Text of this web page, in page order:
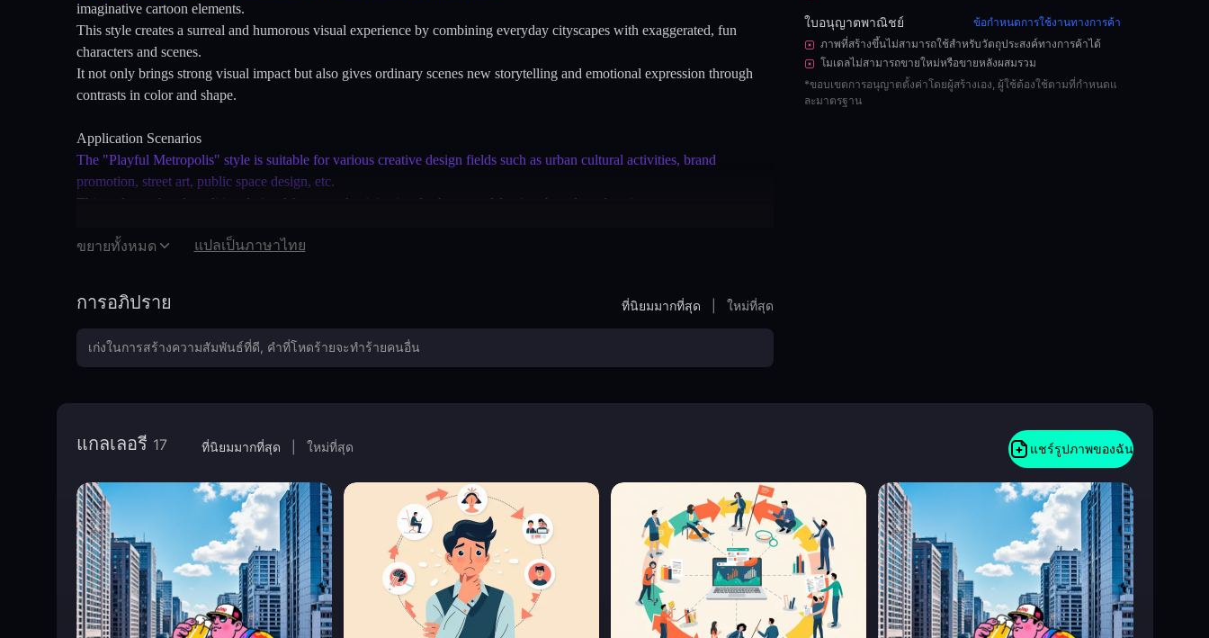
imaginative cartoon elements.
This style creates a surreal and humorous visual experience by combining everyday cityscapes with exaggerated, fun
characters and scenes.
It not only brings strong visual impact but also gives ordinary scenes new storytelling and emotional expression through
contrasts in color and shape.
Application Scenarios
The "Playful Metropolis" style is suitable for various creative design fields such as urban cultural activities, brand
promotion, street art, public space design, etc.
This style can break traditional visual frameworks, injecting freshness and fun into brands and projects.
eye-catching visual focal points.
Suggested Cue Words
To better capture the essence of the "Playful Metropolis" style, here are some suitable cue words to guide the creation of
Scene and Character Combinations: Giant cartoon animals crossing city streets, surreal monsters interacting with urban
Urban Environmental Elements: Skyscrapers, streets, subway stations, squares, street markets, night markets, trendy
Actions and Situations: Street skateboarding, wall graffiti, street concerts, carnival dances, public art creation, fantastic
shopping experiences.
Visual Elements
: Bright color contrasts, retro cartoon styles, dynamically exaggerated movements, dreamlike
backgrounds, contrasts between giant characters and everyday scenes.
Emotions and Atmosphere: Joyful, exaggerated, humorous, fantastical, non-realistic, cultural collisions, youthful energy.
Example：
ขยายทั้งหมด แปลเป็นภาษาไทย
การอภิปราย ที่นิยมมากที่สุด ใหม่ที่สุด
ใบอนุญาตพาณิชย์
ข้อกำหนดการใช้งานทางการค้า
ภาพที่สร้างขึ้นไม่สามารถใช้สำหรับวัตถุประสงค์ทางการค้าได้
โมเดลไม่สามารถขายใหม่หรือขายหลังผสมรวม
*ขอบเขตการอนุญาตตั้งค่าโดยผู้สร้างเอง, ผู้ใช้ต้องใช้ตามที่กำหนดแ
ละมาตรฐาน
แกลเลอรี 17 ที่นิยมมากที่สุด ใหม่ที่สุด แชร์รูปภาพของฉัน